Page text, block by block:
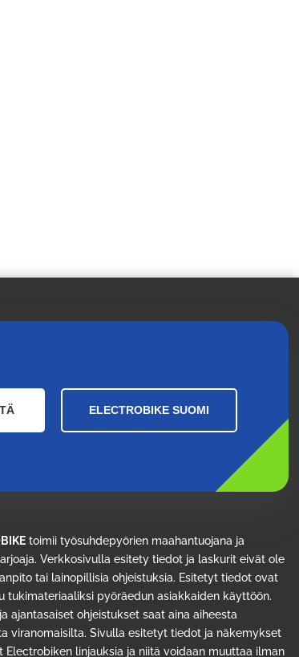
ELECTROBIKE SUOMI
toimii työsuhdepyörien maahantuojana ja
Verkkosivulla esitety tiedot ja laskurit eivät ole
tai lainopillisia ohjeistuksia. Esitetyt tiedot ovat
tukimateriaaliksi pyöräedun asiakkaiden käyttöön.
ajantasaiset ohjeistukset saat aina aiheesta
viranomaisilta. Sivulla esitetyt tiedot ja näkemykset
Electrobiken linjauksia ja niitä voidaan muuttaa ilman